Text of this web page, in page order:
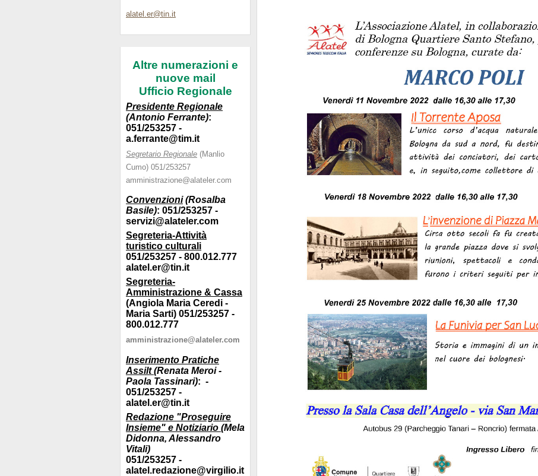
alatel.er@tin.it
Altre numerazioni e
nuove mail
Ufficio Regionale
Presidente Regionale
(Antonio Ferrante):
051/253257 -
a.ferrante@tim.it
Segretario Regionale (Manlio
Cumo) 051/253257
amministrazione@alateler.com
Convenzioni(Rosalba
Basile): 051/253257 -
servizi@alateler.com
Segreteria-Attività
turistico culturali
051/253257 - 800.012.777
alatel.er@tin.it
Segreteria-
Amministrazione & Cassa
(Angiola Maria Ceredi -
Maria Sarti) 051/253257 -
800.012.777
amministrazione@alateler.com
Inserimento Pratiche
Assilt(Renata Meroi -
Paola Tassinari): -
051/253257 -
alatel.er@tin.it
Redazione "Proseguire
Insieme" e Notiziario (Mela
Didonna, Alessandro
Vitali)
051/253257 -
alatel.redazione@virgilio.it